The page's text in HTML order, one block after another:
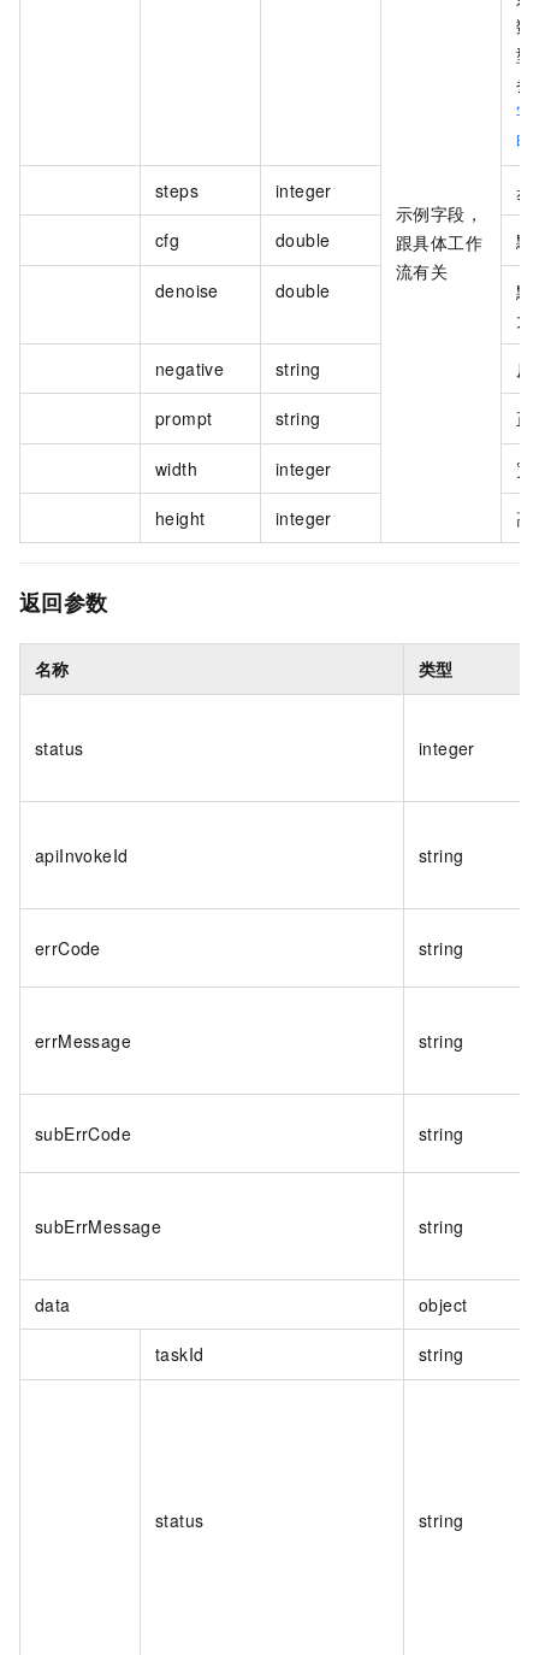
示例字段，
跟具体工作
流有关
数
型
字
明
steps integer 步
cfg double 默
denoise double
默
大
negative string
prompt string 正
width integer 宽
height integer 高
返回参数
名称 类型
status integer
apiInvokeId string
errCode string
errMessage string
subErrCode string
subErrMessage string
data object
taskId string
status string